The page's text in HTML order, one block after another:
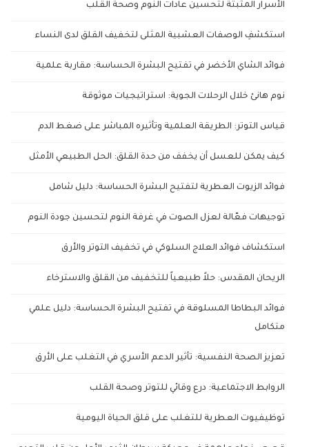
الأسرار المثبتة لتحسين عادات النوم وصحة القلب
استكشفِ الوصفات العشبية المثلى لتخفيف القلق لدى النساء
فوائد الشاي الأخضر في تفتيح البشرة الحساسة: مقاربة علمية
نوم هانئ خلال الرحلات الجوية: استراتيجيات موثوقة
قياس التوتر: الطريقة العلمية وتأثيره المباشر على ضغط الدم
كيف يمكن للعسل أن يخفف من حدة القلق: الحل الطبيعي الأمثل
فوائد الزيوت العطرية لتفتيح البشرة الحساسة: دليل شامل
توجيهات فعّالة لعزل الصوت في غرفة النوم لتحسين جودة النوم
استكشاف فوائد العلاج السلوكي في تخفيف التوتر والأرق
الريحان المقدس: حلاً طبيعياً للتخفيف من القلق والاسترخاء
فوائد البطاطا المسلوقة في تفتيح البشرة الحساسة: دليل علمي
متكامل
تعزيز الصحة النفسية: تأثير الدعم الأسري في التغلب على الأرق
الروابط الاجتماعية: درع وقائي للتوتر وصحة القلب
توظيفيوت العطرية للتغلب على قلق الحياة اليومية